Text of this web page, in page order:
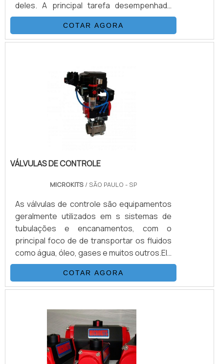
deles. A principal tarefa desempenhada
pelo equipamento é o controle de gases e
fluídos de maneira automatizada, tendo
encaixe para atuadores de dupla ação ou
está envolvido é na conversão de diversos
tipos de energia em elétrica. Porém, para a
realização assertiva do procedi.
COTAR AGORA
VÁLVULAS DE CONTROLE
MICROKITS/ SÃO PAULO - SP
As válvulas de controle são equipamentos
geralmente utilizados em s sistemas de
tubulações e encanamentos, com o
principal foco de de transportar os fluidos
como água, óleo, gases e muitos outros.Ela
possui propriedades destinadas ao
processo de controle de pressão e
passagem através de modulação,
e transmissão. Existem atualmente no
mercado dois tipos de mais utilizadas, que
são o tipo globo ou diafragma.Quais as
principais aplicações das válvulas Tipo glo.
COTAR AGORA